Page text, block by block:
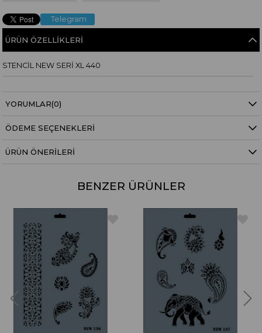
Telegram
ÜRÜN ÖZELLIKLERI
STENCİL NEW SERİ XL 440
YORUMLAR(0)
ÖDEME SEÇENEKLERI
ÜRÜN ÖNERILERI
BENZER ÜRÜNLER